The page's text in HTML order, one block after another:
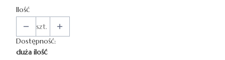
Ilość
szt.
Dostępność:
duża ilość